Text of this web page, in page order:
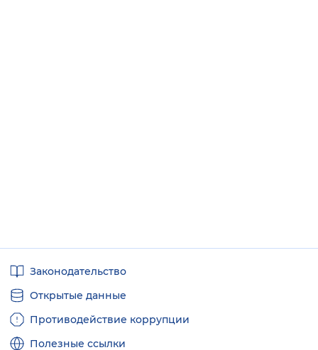
ссылкиЗаконодательство
Открытые данные
Противодействие коррупции
Полезные ссылки